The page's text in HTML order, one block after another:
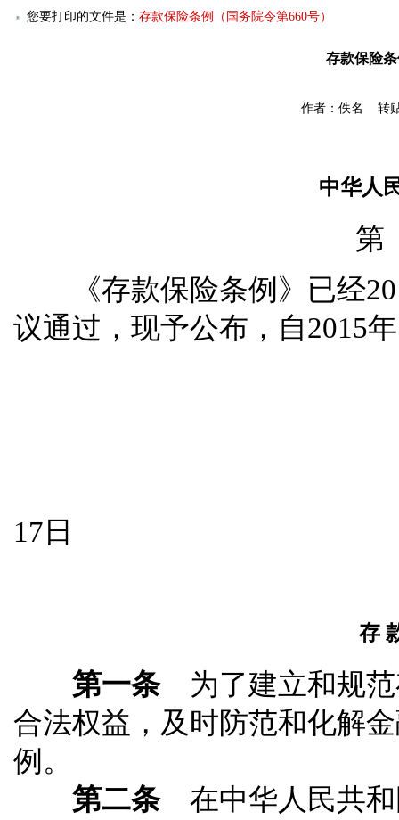
您要打印的文件是： 存款保险条例（国务院令第660号）
存款保险
作者：佚名 转
中华人
《存款保险条例》已经
议通过，现予公布，自2015
17日
存
第一条为了建立和规范
合法权益，及时防范和化解
例。
第二条在中华人民共和